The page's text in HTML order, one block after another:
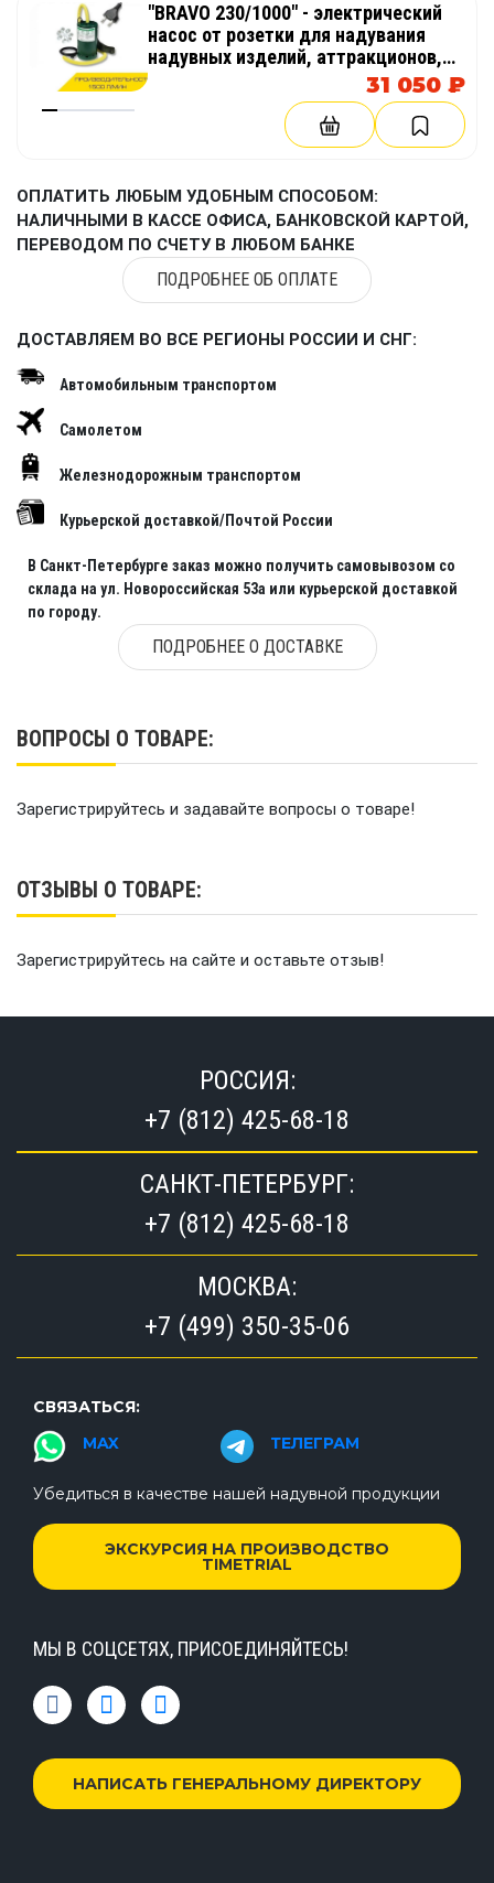
"BRAVO 230/1000" - электрический
насос от розетки для надувания
надувных изделий, аттракционов,
31 050 ₽
ОПЛАТИТЬ ЛЮБЫМ УДОБНЫМ СПОСОБОМ:
НАЛИЧНЫМИ В КАССЕ ОФИСА, БАНКОВСКОЙ КАРТОЙ,
ПЕРЕВОДОМ ПО СЧЕТУ В ЛЮБОМ БАНКЕ
ПОДРОБНЕЕ ОБ ОПЛАТЕ
ДОСТАВЛЯЕМ ВО ВСЕ РЕГИОНЫ РОССИИ И СНГ:
Автомобильным транспортом
Самолетом
Железнодорожным транспортом
Курьерской доставкой/Почтой России
В Санкт-Петербурге заказ можно получить самовывозом со
склада на ул. Новороссийская 53а или курьерской доставкой
по городу.
ПОДРОБНЕЕ О ДОСТАВКЕ
ВОПРОСЫ О ТОВАРЕ:
Зарегистрируйтесь и задавайте вопросы о товаре!
ОТЗЫВЫ О ТОВАРЕ:
Зарегистрируйтесь на сайте и оставьте отзыв!
РОССИЯ:
+7 (812) 425-68-18
САНКТ-ПЕТЕРБУРГ:
+7 (812) 425-68-18
МОСКВА:
+7 (499) 350-35-06
СВЯЗАТЬСЯ:
MAX
ТЕЛЕГРАМ
Убедиться в качестве нашей надувной продукции
ЭКСКУРСИЯ НА ПРОИЗВОДСТВО
TIMETRIAL
МЫ В СОЦСЕТЯХ, ПРИСОЕДИНЯЙТЕСЬ!
НАПИСАТЬ ГЕНЕРАЛЬНОМУ ДИРЕКТОРУ